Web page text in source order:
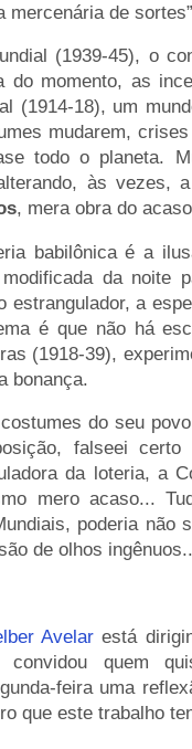
mercenária de
(1939-45), o
do momento, as
(1914-18), um
mudarem,
todo o planeta.
às vezes,
, mera obra do
babilônica é a
da noite
estrangulador, a
é que não há
(1918-39),
bonança.
do seu
falseei certo
da loteria, a
mero acaso...
poderia não
de olhos
Avelarestá
quem
feira uma
que este trabalho